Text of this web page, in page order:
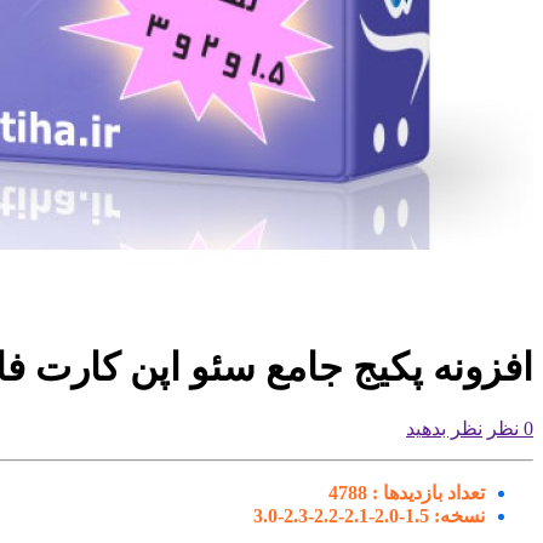
افزونه پکیج جامع سئو اپن کارت
0 نظر نظر بدهید
تعداد بازدیدها : 4788
نسخه: 1.5-2.0-2.1-2.2-2.3-3.0